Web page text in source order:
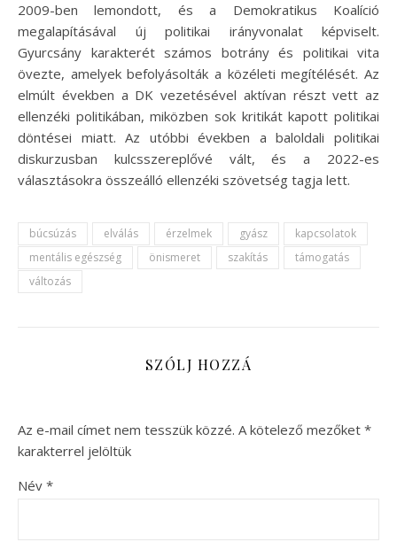
2009-ben lemondott, és a Demokratikus Koalíció
megalapításával új politikai irányvonalat képviselt.
Gyurcsány karakterét számos botrány és politikai vita
övezte, amelyek befolyásolták a közéleti megítélését. Az
elmúlt években a DK vezetésével aktívan részt vett az
ellenzéki politikában, miközben sok kritikát kapott politikai
döntései miatt. Az utóbbi években a baloldali politikai
diskurzusban kulcsszereplővé vált, és a 2022-es
választásokra összeálló ellenzéki szövetség tagja lett.
búcsúzás elválás érzelmek gyász
kapcsolatok
mentális egészség
önismeret szakítás
támogatás
változás
SZÓLJ HOZZÁ
Az e-mail címet nem tesszük közzé. A kötelező mezőket *
karakterrel jelöltük
Név *